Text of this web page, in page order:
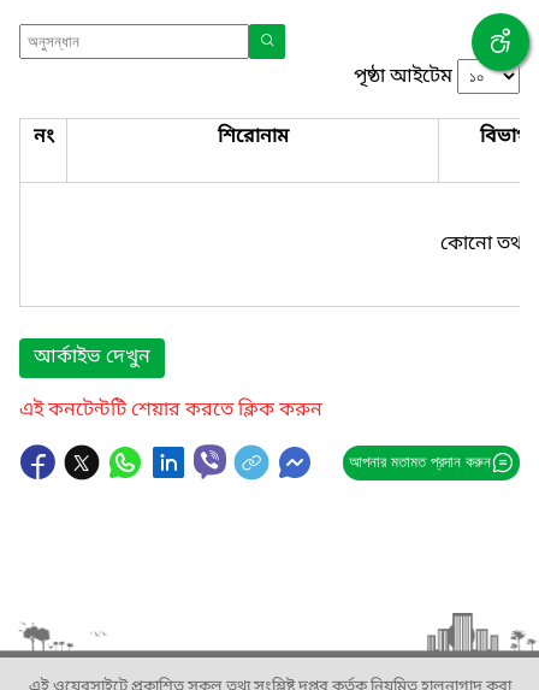
পৃষ্ঠা আইটেম
নং শিরোনাম বিভাগ
কোনো তথ্য
আর্কাইভ দেখুন
এই কনটেন্টটি শেয়ার করতে ক্লিক করুন
আপনার মতামত প্রদান করুন